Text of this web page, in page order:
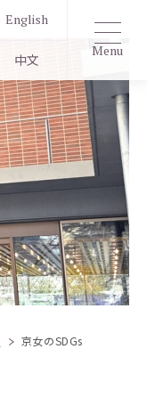
English
中文
Menu
京女のSDGs